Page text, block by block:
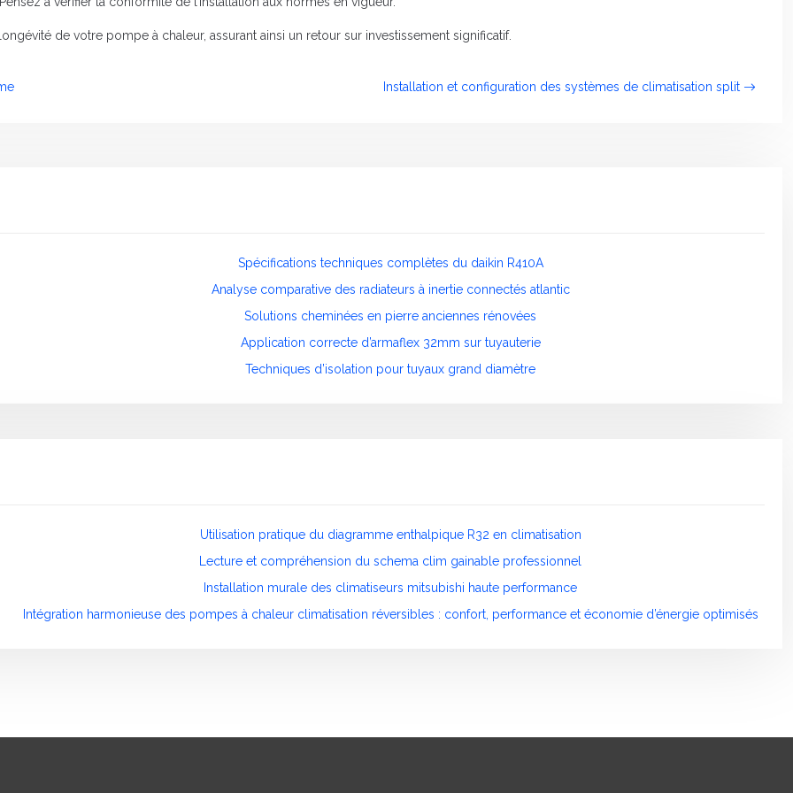
de votre pompe à chaleur, assurant ainsi un retour sur investissement significatif.
Installation et configuration des systèmes de climatisation split
Spécifications techniques complètes du daikin R410A
Analyse comparative des radiateurs à inertie connectés atlantic
Solutions cheminées en pierre anciennes rénovées
Application correcte d’armaflex 32mm sur tuyauterie
Techniques d’isolation pour tuyaux grand diamètre
Utilisation pratique du diagramme enthalpique R32 en climatisation
Lecture et compréhension du schema clim gainable professionnel
Installation murale des climatiseurs mitsubishi haute performance
Intégration harmonieuse des pompes à chaleur climatisation réversibles : confort, performance et économie d’énergie optimisés